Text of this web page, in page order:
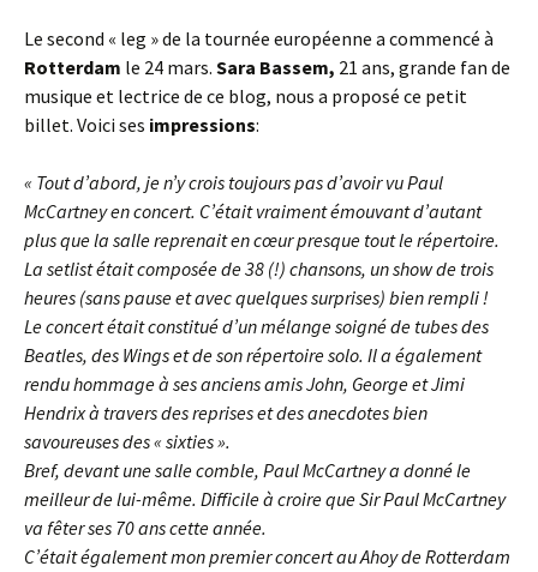
Le second « leg » de la tournée européenne a commencé à
Rotterdam le 24 mars. Sara Bassem, 21 ans, grande fan de
musique et lectrice de ce blog, nous a proposé ce petit
billet. Voici ses impressions:
« Tout d’abord, je n’y crois toujours pas d’avoir vu Paul
McCartney en concert. C’était vraiment émouvant d’autant
plus que la salle reprenait en cœur presque tout le répertoire.
La setlist était composée de 38 (!) chansons, un show de trois
heures (sans pause et avec quelques surprises) bien rempli !
Le concert était constitué d’un mélange soigné de tubes des
Beatles, des Wings et de son répertoire solo. Il a également
rendu hommage à ses anciens amis John, George et Jimi
Hendrix à travers des reprises et des anecdotes bien
savoureuses des « sixties ».
Bref, devant une salle comble, Paul McCartney a donné le
meilleur de lui-même. Difficile à croire que Sir Paul McCartney
va fêter ses 70 ans cette année.
C’était également mon premier concert au Ahoy de Rotterdam